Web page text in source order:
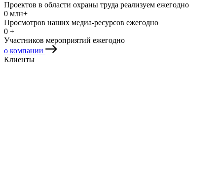
Проектов в области охраны труда реализуем ежегодно
0 млн+
Просмотров наших медиа-ресурсов ежегодно
0 +
Участников мероприятий ежегодно
о компании
Клиенты